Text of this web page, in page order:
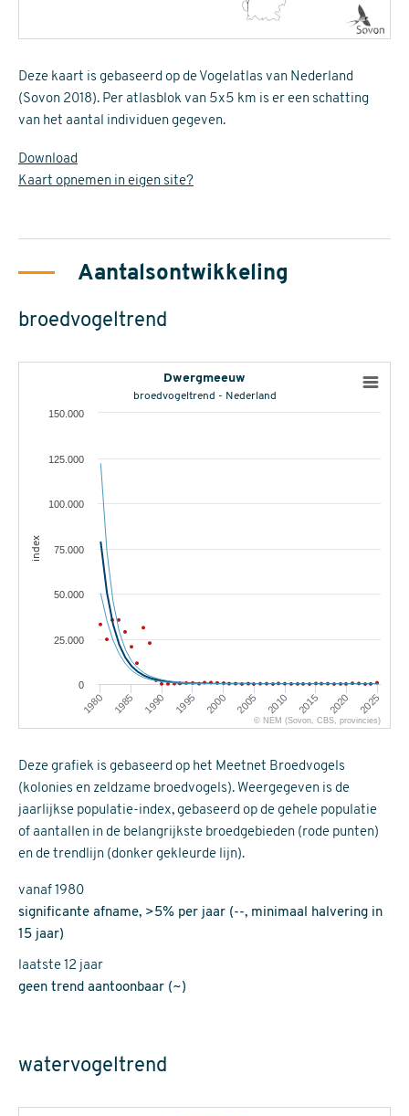
Deze kaart is gebaseerd op de Vogelatlas van Nederland
(Sovon 2018). Per atlasblok van 5x5 km is er een schatting
van het aantal individuen gegeven.
Download
Kaart opnemen in eigen site?
Aantalsontwikkeling
broedvogeltrend
index
Dwergmeeuw
broedvogeltrend - Nederland
1980 1985 1990 1995 2000 2005 2010 2015 2020 2025
0
25.000
50.000
75.000
100.000
125.000
150.000
© NEM (Sovon, CBS, provincies)
Deze grafiek is gebaseerd op het Meetnet Broedvogels
(kolonies en zeldzame broedvogels). Weergegeven is de
jaarlijkse populatie-index, gebaseerd op de gehele populatie
of aantallen in de belangrijkste broedgebieden (rode punten)
en de trendlijn (donker gekleurde lijn).
vanaf 1980
significante afname, >5% per jaar (--, minimaal halvering in
15 jaar)
laatste 12 jaar
geen trend aantoonbaar (~)
watervogeltrend